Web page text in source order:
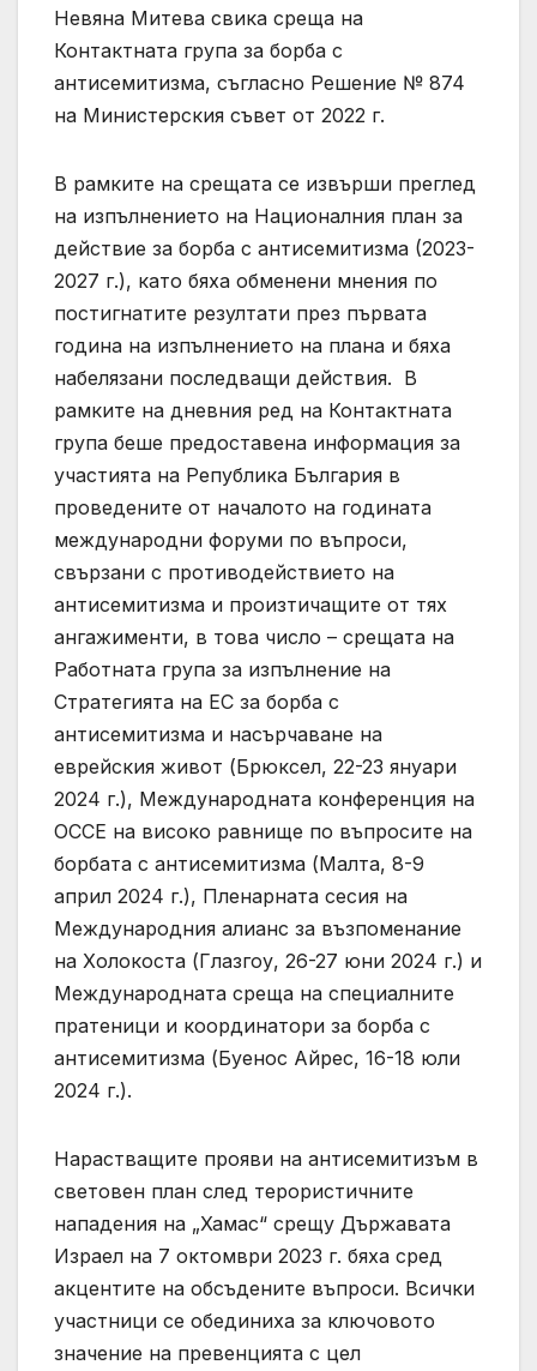
Невяна Митева свика среща на
Контактната група за борба с
антисемитизма, съгласно Решение № 874
на Министерския съвет от 2022 г.
В рамките на срещата се извърши преглед
на изпълнението на Националния план за
действие за борба с антисемитизма (2023-
2027 г.), като бяха обменени мнения по
постигнатите резултати през първата
година на изпълнението на плана и бяха
набелязани последващи действия. В
рамките на дневния ред на Контактната
група беше предоставена информация за
участията на Република България в
проведените от началото на годината
международни форуми по въпроси,
свързани с противодействието на
антисемитизма и произтичащите от тях
ангажименти, в това число – срещата на
Работната група за изпълнение на
Стратегията на ЕС за борба с
антисемитизма и насърчаване на
еврейския живот (Брюксел, 22-23 януари
2024 г.), Международната конференция на
ОССЕ на високо равнище по въпросите на
борбата с антисемитизма (Малта, 8-9
април 2024 г.), Пленарната сесия на
Международния алианс за възпоменание
на Холокоста (Глазгоу, 26-27 юни 2024 г.) и
Международната среща на специалните
пратеници и координатори за борба с
антисемитизма (Буенос Айрес, 16-18 юли
2024 г.).
Нарастващите прояви на антисемитизъм в
световен план след терористичните
нападения на „Хамас“ срещу Държавата
Израел на 7 октомври 2023 г. бяха сред
акцентите на обсъдените въпроси. Всички
участници се обединиха за ключовото
значение на превенцията с цел